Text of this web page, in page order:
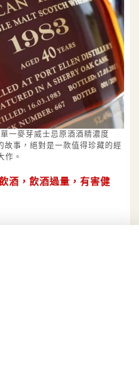
一麥芽威士忌原酒酒精濃度
故事，絕對是一款值得珍藏的經
作。
酒，飲酒過量，有害健